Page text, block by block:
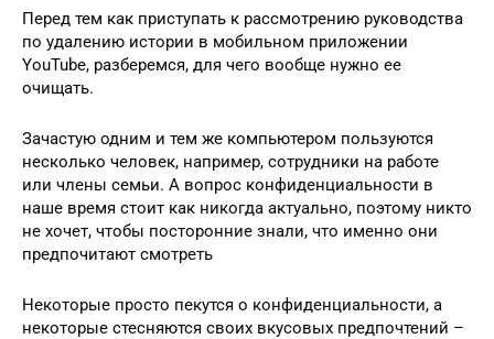
Перед тем как приступать к рассмотрению руководства
по удалению истории в мобильном приложении
YouTube, разберемся, для чего вообще нужно ее
очищать.
Зачастую одним и тем же компьютером пользуются
несколько человек, например, сотрудники на работе
или члены семьи. А вопрос конфиденциальности в
наше время стоит как никогда актуально, поэтому никто
не хочет, чтобы посторонние знали, что именно они
предпочитают смотреть
Некоторые просто пекутся о конфиденциальности, а
некоторые стесняются своих вкусовых предпочтений –